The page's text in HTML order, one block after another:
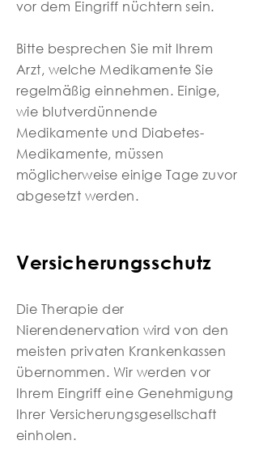
vor dem Eingriff nüchtern sein.
Bitte besprechen Sie mit Ihrem
Arzt, welche Medikamente Sie
regelmäßig einnehmen. Einige,
wie blutverdünnende
Medikamente und Diabetes-
Medikamente, müssen
möglicherweise einige Tage zuvor
abgesetzt werden.
Versicherungsschutz
Die Therapie der
Nierendenervation wird von den
meisten privaten Krankenkassen
übernommen. Wir werden vor
Ihrem Eingriff eine Genehmigung
Ihrer Versicherungsgesellschaft
einholen.